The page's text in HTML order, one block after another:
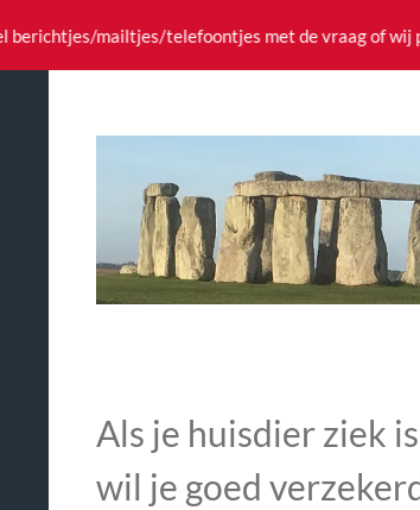
berichtjes/mailtjes/telefoontjes met de vraag of wij
Als je huisdier ziek
wil je goed